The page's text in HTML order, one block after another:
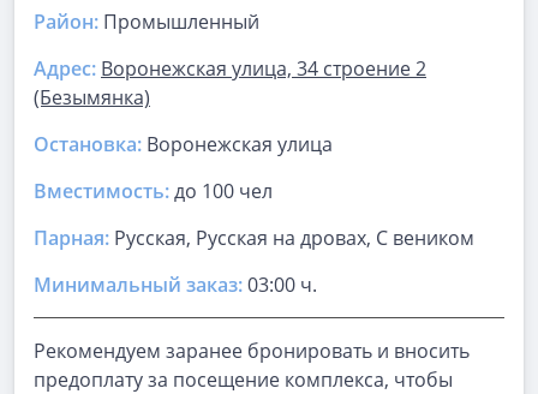
Район: Промышленный
Адрес: Воронежская улица, 34 строение 2
(Безымянка)
Остановка: Воронежская улица
Вместимость:до 100 чел
Парная: Русская, Русская на дровах, С веником
Минимальный заказ:03:00 ч.
Рекомендуем заранее бронировать и вносить
предоплату за посещение комплекса, чтобы